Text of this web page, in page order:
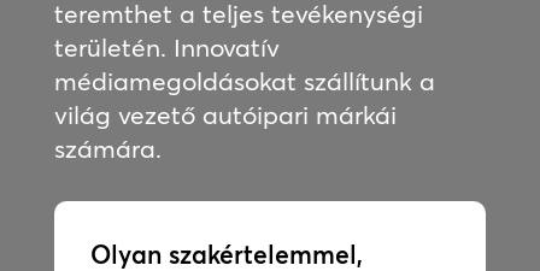
teremthet a teljes tevékenységi
területén. Innovatív
médiamegoldásokat szállítunk a
világ vezető autóipari márkái
számára.
Olyan szakértelemmel,